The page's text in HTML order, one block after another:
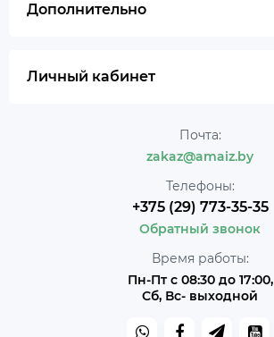
Дополнительно
Личный кабинет
Почта:
zakaz@amaiz.by
Телефоны:
+375 (29) 773-35-35
Обратный звонок
Время работы:
Пн-Пт с 08:30 до 17:00,
Сб, Вс- выходной